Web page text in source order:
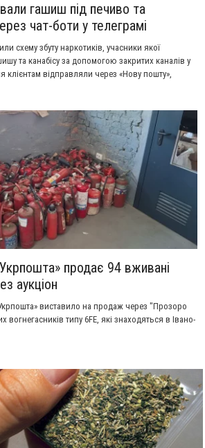
гашиш під печиво та
чат-боти у телеграмі
схему збуту наркотиків, учасники якої
та канабісу за допомогою закритих каналів у
клієнтам відправляли через «Нову пошту»,
продає 94 вживані
аукціон
виставило на продаж через "Прозоро
типу 6FE, які знаходяться в Івано-